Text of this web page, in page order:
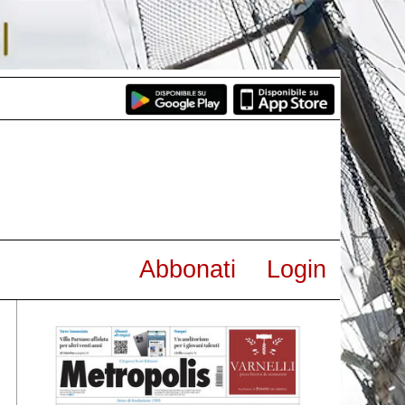
Abbonati Login